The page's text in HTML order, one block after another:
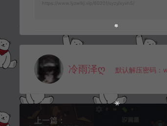
https://www.lyzwlkj.vip/60201/syzy/xyxh5/
冷雨泽ღ 默认解压密码
上一篇：